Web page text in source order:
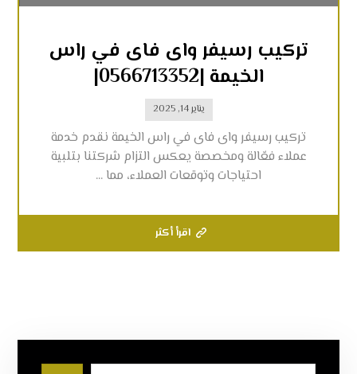
تركيب رسيفر واى فاى في راس
الخيمة |0566713352|
يناير 14, 2025
تركيب رسيفر واى فاى في راس الخيمة نقدم خدمة
عملاء فعّالة ومخصصة يعكس التزام شركتنا بتلبية
احتياجات وتوقعات العملاء، مما ...
اقرأ أكثر